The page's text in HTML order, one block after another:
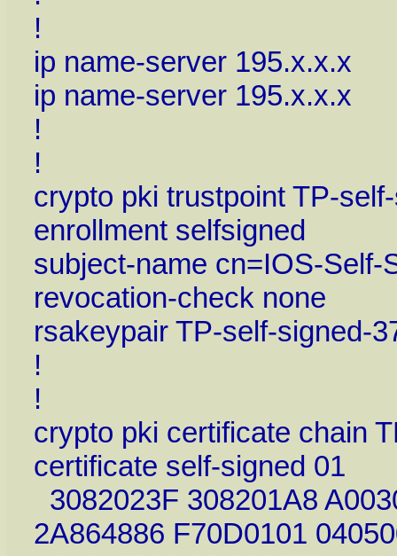
!
ip name-server 195.x.x.x
ip name-server 195.x.x.x
!
!
crypto pki trustpoint TP-
enrollment selfsigned
subject-name cn=IOS-Self-
revocation-check none
rsakeypair TP-self-signed-
!
!
crypto pki certificate chain
certificate self-signed 01
3082023F 308201A8
2A864886 F70D0101